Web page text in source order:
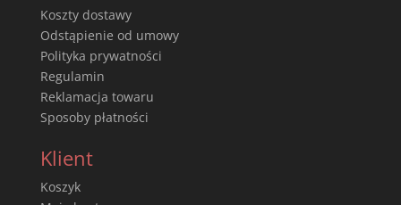
Koszty dostawy
Odstąpienie od umowy
Polityka prywatności
Regulamin
Reklamacja towaru
Sposoby płatności
Klient
Koszyk